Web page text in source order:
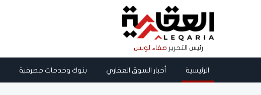
رئيس التحرير صفاء لويس
الرئيسية أخبار السوق العقاري بنوك وخدمات مصرفية